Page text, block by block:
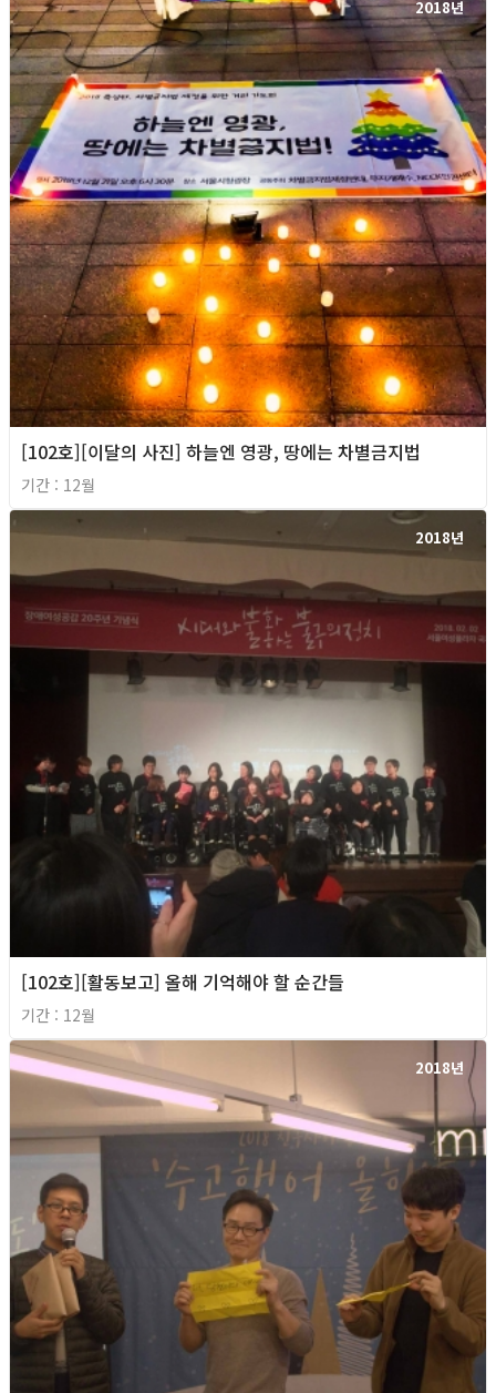
2018년
[102호][이달의 사진] 하늘엔 영광, 땅에는 차별금지법
기간 : 12월
2018년
[102호][활동보고] 올해 기억해야 할 순간들
기간 : 12월
2018년